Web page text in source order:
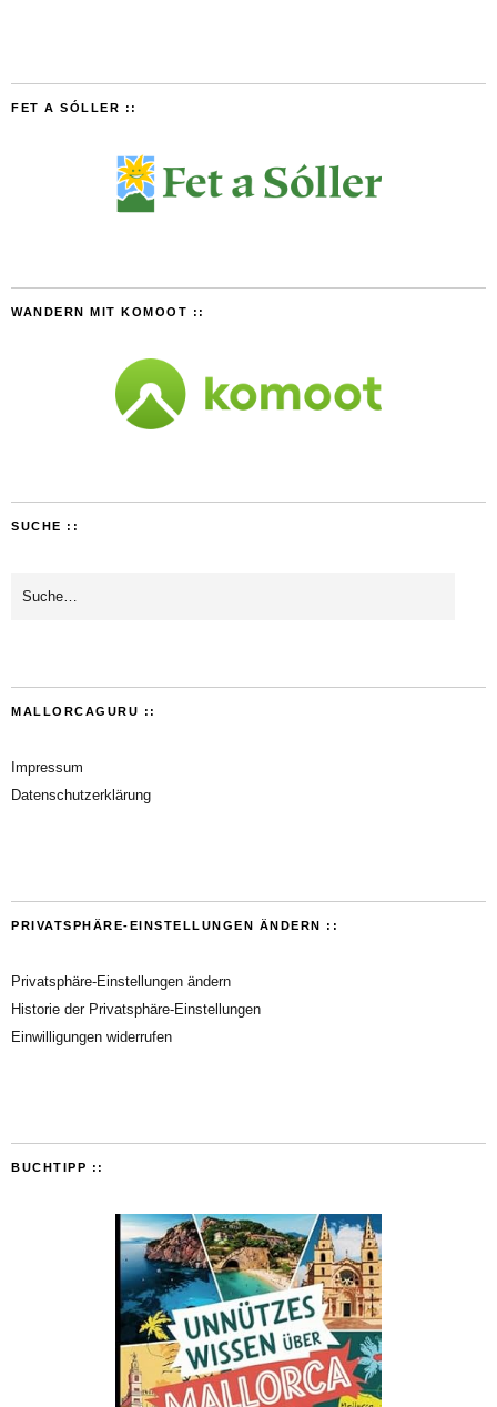
FET A SÓLLER ::
WANDERN MIT KOMOOT ::
SUCHE ::
MALLORCAGURU ::
Impressum
Datenschutzerklärung
PRIVATSPHÄRE-EINSTELLUNGEN ÄNDERN ::
Privatsphäre-Einstellungen ändern
Historie der Privatsphäre-Einstellungen
Einwilligungen widerrufen
BUCHTIPP ::